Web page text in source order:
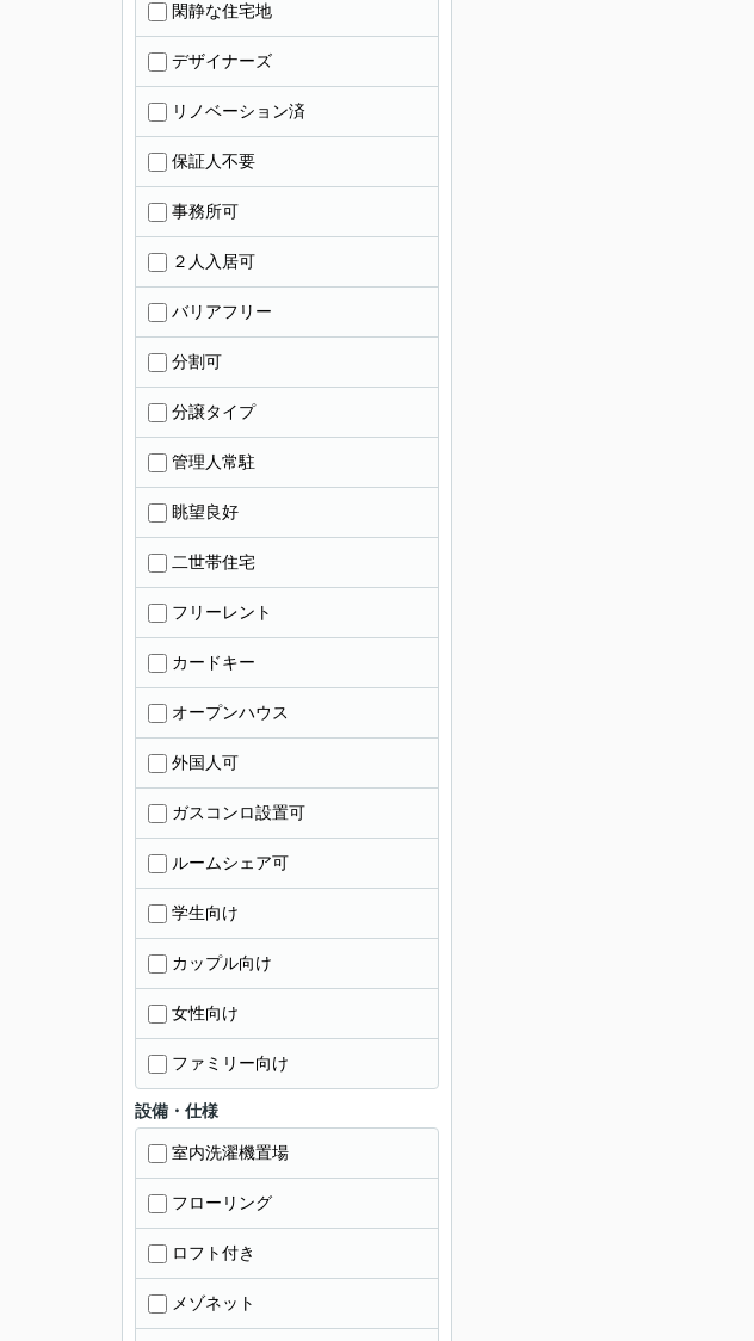
閑静な住宅地
デザイナーズ
リノベーション済
保証人不要
事務所可
２人入居可
バリアフリー
分割可
分譲タイプ
管理人常駐
眺望良好
二世帯住宅
フリーレント
カードキー
オープンハウス
外国人可
ガスコンロ設置可
ルームシェア可
学生向け
カップル向け
女性向け
ファミリー向け
設備・仕様
室内洗濯機置場
フローリング
ロフト付き
メゾネット